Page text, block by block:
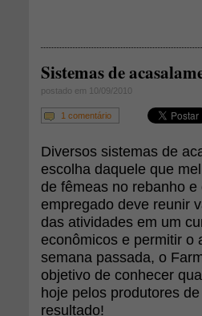
Sistemas de
postado em 10/09/2010
1 comentário
Diversos sistemas de
escolha daquele que
de fêmeas no rebanho
empregado deve reunir
das atividades em um
econômicos e permitir o
semana passada, o
objetivo de conhecer
hoje pelos produtores
resultado!